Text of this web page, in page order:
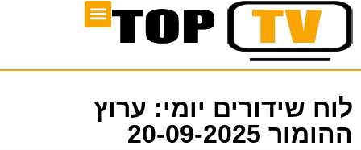
לוח שידורים יומי: ערוץ
ההומור 20-09-2025